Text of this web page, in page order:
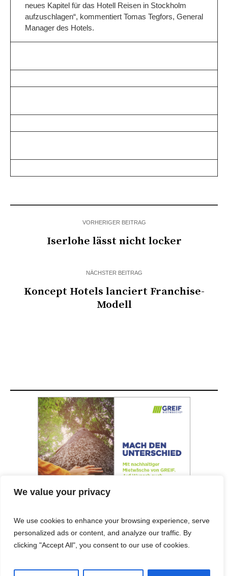
We value your privacy
We use cookies to enhance your browsing experience, serve
personalized ads or content, and analyze our traffic. By
clicking "Accept All", you consent to our use of cookies.
neues Kapitel für das Hotell Reisen in Stockholm
aufzuschlagen“, kommentiert Tomas Tegfors, General
Manager des Hotels.
VORHERIGER BEITRAG
Iserlohe lässt nicht locker
NÄCHSTER BEITRAG
Koncept Hotels lanciert Franchise-
Modell